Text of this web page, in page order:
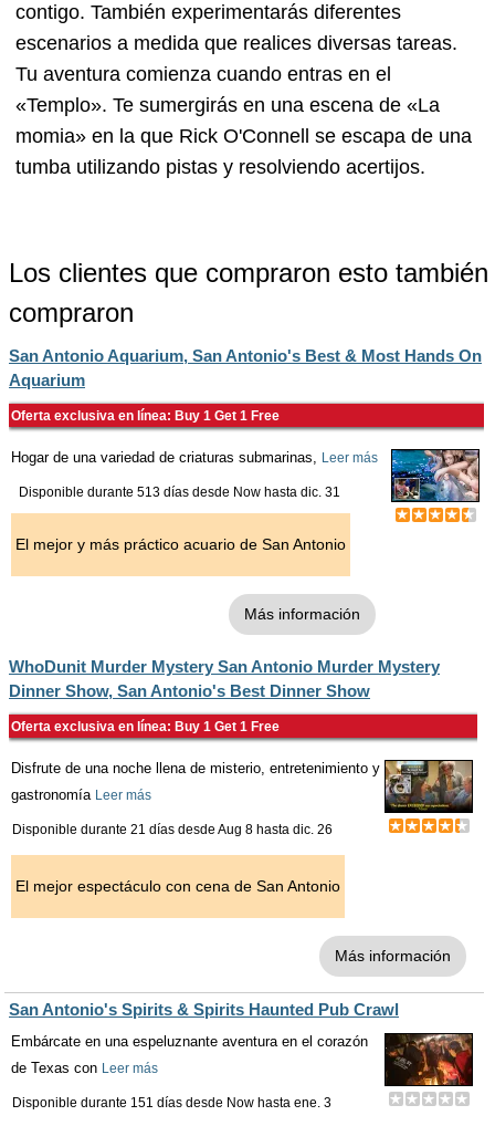
contigo. También experimentarás diferentes
escenarios a medida que realices diversas tareas.
Tu aventura comienza cuando entras en el
«Templo». Te sumergirás en una escena de «La
momia» en la que Rick O'Connell se escapa de una
tumba utilizando pistas y resolviendo acertijos.
Los clientes que compraron esto también
compraron
San Antonio Aquarium, San Antonio's Best & Most Hands On
Aquarium
Oferta exclusiva en línea: Buy 1 Get 1 Free
Hogar de una variedad de criaturas submarinas, Leer más
Disponible durante 513 días desde Now hasta dic. 31
El mejor y más práctico acuario de San Antonio
Más información
WhoDunit Murder Mystery San Antonio Murder Mystery
Dinner Show, San Antonio's Best Dinner Show
Oferta exclusiva en línea: Buy 1 Get 1 Free
Disfrute de una noche llena de misterio, entretenimiento y
gastronomía Leer más
Disponible durante 21 días desde Aug 8 hasta dic. 26
El mejor espectáculo con cena de San Antonio
Más información
San Antonio's Spirits & Spirits Haunted Pub Crawl
Embárcate en una espeluznante aventura en el corazón
de Texas con Leer más
Disponible durante 151 días desde Now hasta ene. 3